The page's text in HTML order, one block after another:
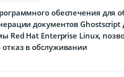
обеспечения для
документов Ghostscript
Red Hat Enterprise Linux,
в обслуживании